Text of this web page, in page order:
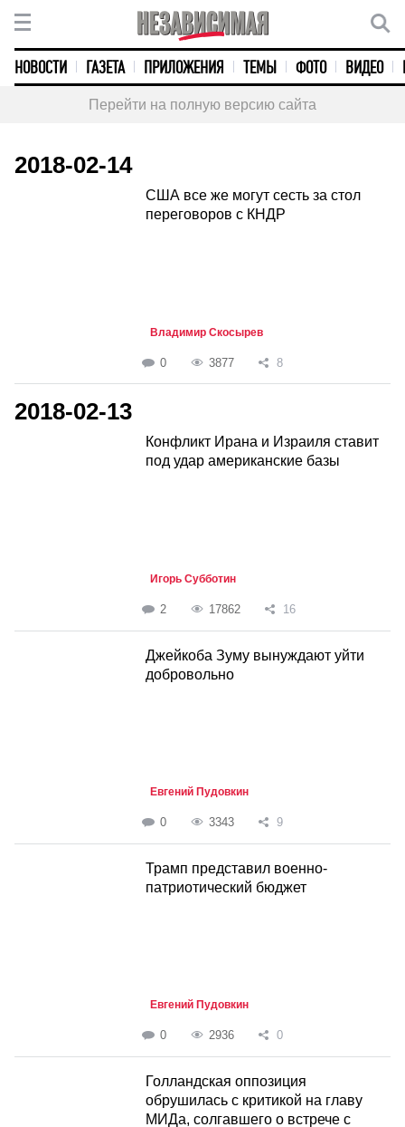
НОВОСТИ ГАЗЕТА ПРИЛОЖЕНИЯ ТЕМЫ ФОТО ВИДЕО
Перейти на полную версию сайта
2018-02-14
США все же могут сесть за стол
переговоров с КНДР
Владимир Скосырев
0 3877 8
2018-02-13
Конфликт Ирана и Израиля ставит
под удар американские базы
Игорь Субботин
2 17862 16
Джейкоба Зуму вынуждают уйти
добровольно
Евгений Пудовкин
0 3343 9
Трамп представил военно-
патриотический бюджет
Евгений Пудовкин
0 2936 0
Голландская оппозиция
обрушилась с критикой на главу
МИДа, солгавшего о встрече с